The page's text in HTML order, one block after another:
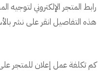
رابط المتجر الإلكتروني لتوجيه
هذه التفاصيل انقر على نشر
كم تكلفة عمل إعلان للمتجر